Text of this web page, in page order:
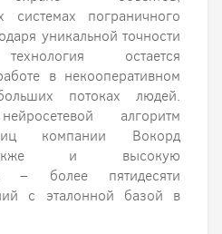
системах пограничного
уникальной точности
остается
в некооперативном
потоках людей.
алгоритм
компании Вокорд
и высокую
– более пятидесяти
с эталонной базой в